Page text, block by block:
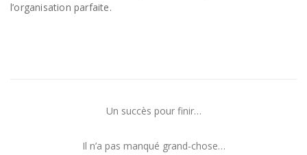
l’organisation parfaite.
Un succès pour finir…
Il n’a pas manqué grand-chose…